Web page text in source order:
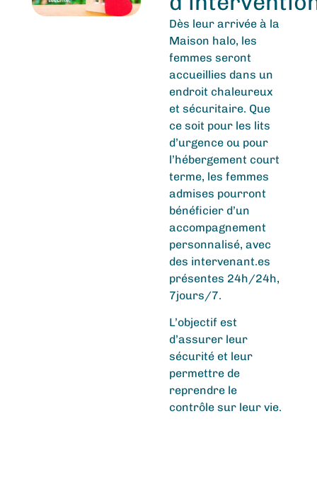
Dès leur arrivée à la
Maison halo, les
femmes seront
accueillies dans un
endroit chaleureux
et sécuritaire. Que
ce soit pour les lits
d’urgence ou pour
l’hébergement court
terme, les femmes
admises pourront
bénéficier d’un
accompagnement
personnalisé, avec
des intervenant.es
présentes 24h/24h,
7jours/7.
L’objectif est
d’assurer leur
sécurité et leur
permettre de
reprendre le
contrôle sur leur vie.